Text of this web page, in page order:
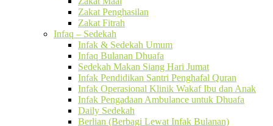
Zakat Penghasilan
Zakat Fitrah
Infaq – Sedekah
Infak & Sedekah Umum
Infaq Bulanan Dhuafa
Sedekah Makan Siang Hari Jumat
Infak Pendidikan Santri Penghafal Quran
Infak Operasional Klinik Wakaf Ibu dan Anak
Infak Pengadaan Ambulance untuk Dhuafa
Daily Sedekah
Berlian (Berbagi Lewat Infak Bulanan)